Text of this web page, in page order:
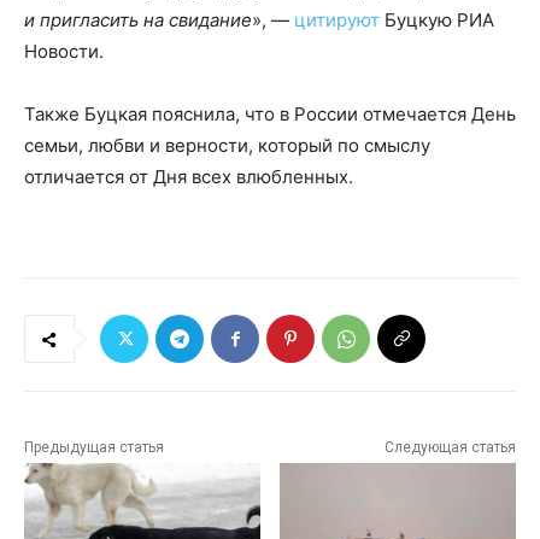
и пригласить на свидание», — цитируют Буцкую РИА
Новости.
Также Буцкая пояснила, что в России отмечается День
семьи, любви и верности, который по смыслу
отличается от Дня всех влюбленных.
Предыдущая статья Следующая статья